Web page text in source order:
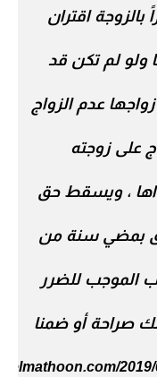
بالزوجة اقتران
ولو لم تكن قد
عدم الزواج
على زوجته
، ويسقط حق
بمضي سنة من
الموجب للضرر
صراحة أو ضمنا